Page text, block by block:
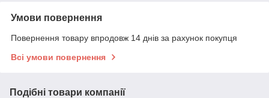
Умови повернення
Повернення товару впродовж 14 днів за рахунок покупця
Всі умови повернення
Подібні товари компанії